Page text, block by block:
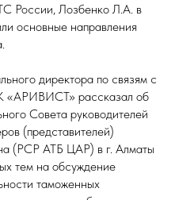
России, Лозбенко Л.А. в
основные направления
директора по связям с
«АРИВИСТ» рассказал об
Совета руководителей
(представителей)
(РСР АТБ ЦАР) в г. Алматы
тем на обсуждение
таможенных